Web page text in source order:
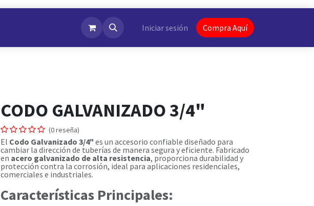
NotiFlash Iniciar sesión Compra Aquí
CODO GALVANIZADO 3/4"
(0 reseña)
El Codo Galvanizado 3/4" es un accesorio confiable diseñado para
cambiar la dirección de tuberías de manera segura y eficiente. Fabricado
en acero galvanizado de alta resistencia, proporciona durabilidad y
protección contra la corrosión, ideal para aplicaciones residenciales,
comerciales e industriales.
Características Principales: